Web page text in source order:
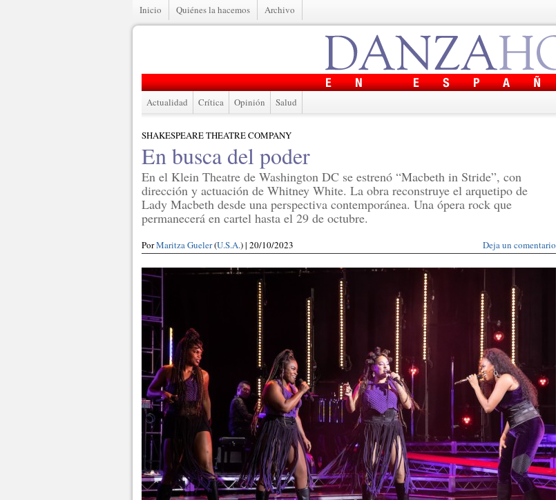
Inicio Quiénes la hacemos Archivo
Actualidad Crítica Opinión Salud
SHAKESPEARE THEATRE COMPANY
En busca del poder
En el Klein Theatre de Washington DC se estrenó “Macbeth in Stride”, con
dirección y actuación de Whitney White. La obra reconstruye el arquetipo de
Lady Macbeth desde una perspectiva contemporánea. Una ópera rock que
permanecerá en cartel hasta el 29 de octubre.
Deja un comentario
PorMaritza Gueler(U.S.A.) | 20/10/2023